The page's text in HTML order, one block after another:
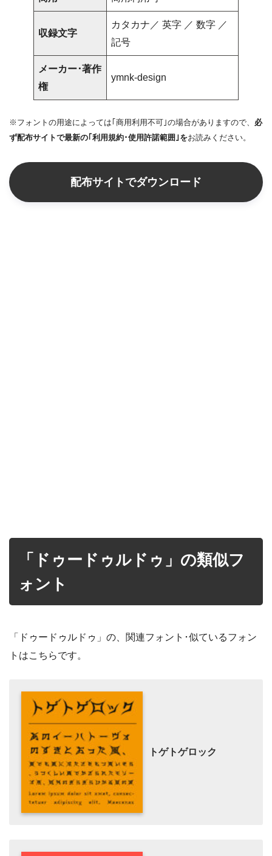
収録文字
カタカナ／ 英字 ／ 数字 ／
記号
メーカー･著作
権
ymnk-design
※フォントの用途によっては｢商用利用不可｣の場合がありますので、 必
ず配布サイトで最新の｢利用規約･使用許諾範囲｣をお読みください。
配布サイトでダウンロード
「ドゥードゥルドゥ」の類似フ
ォント
「ドゥードゥルドゥ」の、関連フォント･似ているフォン
トはこちらです。
トゲトゲロック